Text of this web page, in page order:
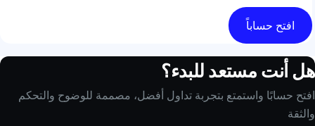
افتح حساباً
هل أنت مستعد للبدء؟
افتح حسابًا واستمتع بتجربة تداول أفضل، مصممة للوضوح والتحكم
والثقة